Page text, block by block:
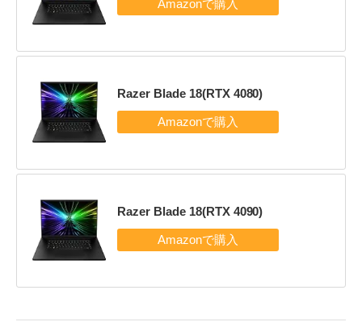
Razer Blade 18(RTX 4080)
Razer Blade 18(RTX 4090)